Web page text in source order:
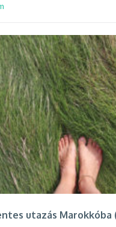
utazás Marokkóba